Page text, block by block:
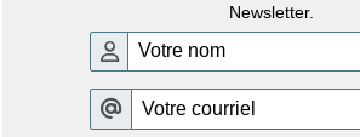
Newsletter.